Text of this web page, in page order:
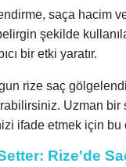
saça hacim
şekilde
bir etki yaratır.
rize saç
Uzman
ifade etmek için
Rize'de